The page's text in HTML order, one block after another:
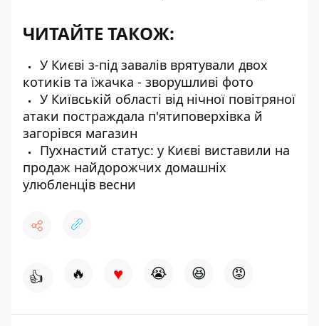
ЧИТАЙТЕ ТАКОЖ:
У Києві з-під завалів врятували двох
котиків та їжачка - зворушливі фото
У Київській області від нічної повітряної
атаки постраждала п'ятиповерхівка й
загорівся магазин
Пухнастий статус: у Києві виставили на
продаж найдорожчих домашніх
улюбленців весни
👍 🔥 ♥ 😭 😆 😡